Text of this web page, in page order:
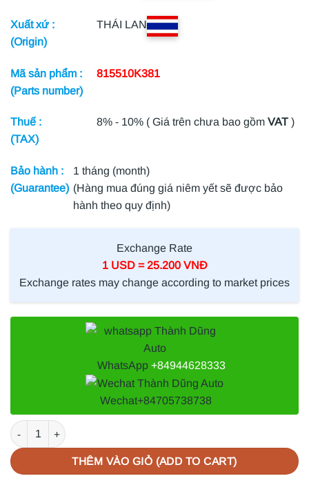
Xuất xứ :
(Origin)
THÁI LAN
Mã sản phẩm :
(Parts number)
815510K381
Thuế :
(TAX)
8% - 10% ( Giá trên chưa bao gồmVAT )
Bảo hành :
(Guarantee)
1 tháng (month)
(Hàng mua đúng giá niêm yết sẽ được bảo
hành theo quy định)
Exchange Rate
1 USD = 25.200 VNĐ
Exchange rates may change according to market prices
WhatsApp +84944628333
Wechat+84705738738
ĐÈN ĐUÔI TOYOTA FORTUNER 2016 | 815510K381 số lượng
THÊM VÀO GIỎ (ADD TO CART)